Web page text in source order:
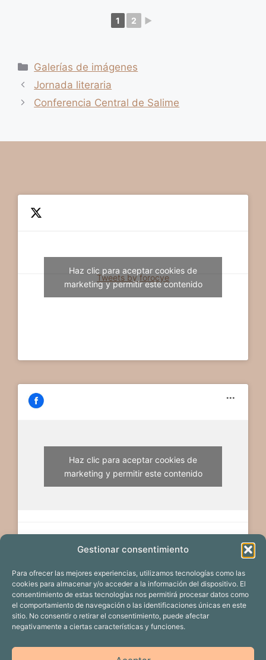
Gestionar consentimiento
Para ofrecer las mejores experiencias, utilizamos tecnologías como las
cookies para almacenar y/o acceder a la información del dispositivo. El
consentimiento de estas tecnologías nos permitirá procesar datos como
el comportamiento de navegación o las identificaciones únicas en este
sitio. No consentir o retirar el consentimiento, puede afectar
negativamente a ciertas características y funciones.
1 2 ►
Categorías
Galerías de imágenes
Jornada literaria
Conferencia Central de Salime
Tweets by forocye
Haz clic para aceptar cookies de
marketing y permitir este contenido
Haz clic para aceptar cookies de
marketing y permitir este contenido
EDICIÓN 2024 PROYECTOS